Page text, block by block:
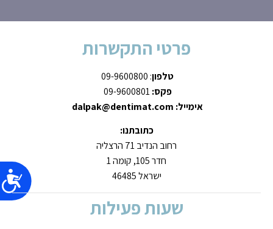
פרטי התקשרות
טלפון: 09-9600800
פקס:09-9600801
אימייל: dalpak@dentimat.com
כתובתנו:
רחוב הנדיב 71 הרצליה
חדר 105, קומה 1
ישראל 46485
שעות פעילות